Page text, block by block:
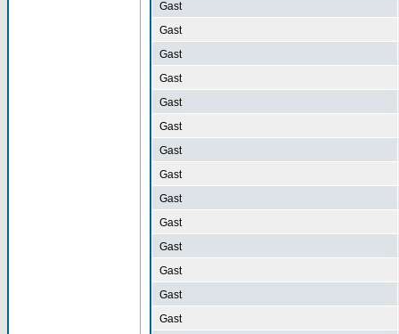
Gast
Gast
Gast
Gast
Gast
Gast
Gast
Gast
Gast
Gast
Gast
Gast
Gast
Gast